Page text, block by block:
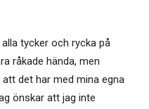
tycker och rycka på
råkade hända, men
det har med mina egna
önskar att jag inte